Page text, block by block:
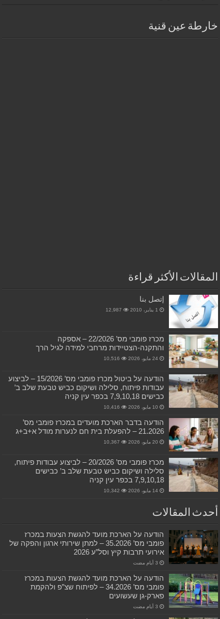
خارطة عين قنية
المقالات الأكثر قراءة
إتصل بنا
1 يناير، 2010 12,987
מכרז פומבי מס’ 22/2026 – אספקה
והתקנה-הצטיידות מרחבי למידה לגיל הרך
24 مايو، 2026 10,516
הודעה על ביטול מכרז פומבי מס’ 15/2026 – לביצוע
עבודות פיתוח, סלילה ושיקום כביש טבעת שלב ב’
כבישים 7,9,10,18 בכפר עין קניה
10 مايو، 2026 10,416
הודעה בדבר הארכת מועדים במכרז פומבי מס’
21.2026 – להפעלת בית חם לנערות מודל א+ב+ג
20 مايو، 2026 10,367
מכרז פומבי מס’ 20/2026 – לביצוע עבודות פיתוח,
סלילה ושיקום כביש טבעת שלב ב’ כבישים
7,9,10,18 בכפר עין קניה
14 مايو، 2026 10,342
أحدث المقالات
הודעה על הארכת מועד להגשת הצעות במכרז
פומבי מס’ 35.2026 – למתן שירותי ארגון והפקה של
אירועי תרבות קיץ וסל”ע 2026
הודעה על הארכת מועד להגשת הצעות במכרז
פומבי מס’ 34.2026 – לפיתוח שצ”פ ולהקמת
פארק-גן שעשועים